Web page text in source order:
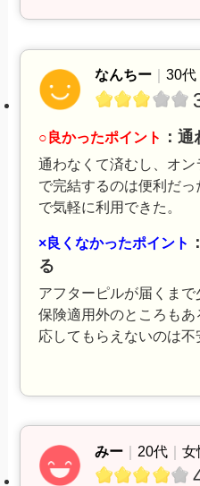
なんちー ｜30代
○良かったポイント ：
通わなくて済むし、オ
で完結するのは便利だ
で気軽に利用できた。
×良くなかったポイント
る
アフターピルが届くまで
保険適用外のところも
応してもらえないのは不
みー ｜ 20代 ｜女